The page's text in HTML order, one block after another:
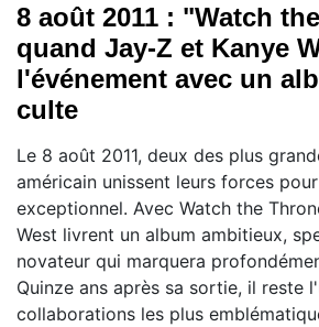
8 août 2011 : "Watch
quand Jay-Z et Kanye
l'événement avec un
culte
Le 8 août 2011, deux des plus
américain unissent leurs forces
exceptionnel. Avec Watch the
West livrent un album ambitieux,
novateur qui marquera
Quinze ans après sa sortie, il reste
collaborations les plus